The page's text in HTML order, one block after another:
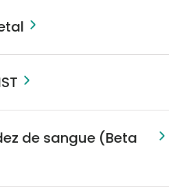
de sangue (Beta